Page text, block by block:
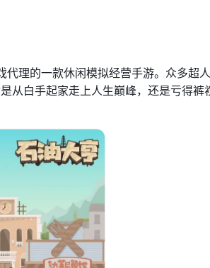
代理的一款休闲模拟经营手游。众多超人
从白手起家走上人生巅峰，还是亏得裤